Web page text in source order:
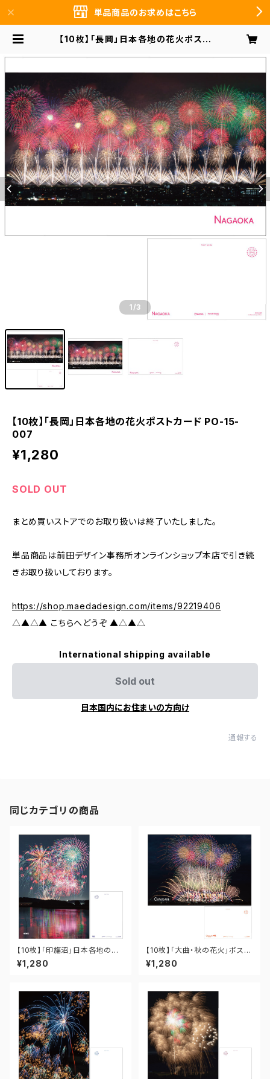
単品商品のお求めはこちら
【10枚】「長岡」日本各地の花火ポスト
事務所 まとめ買いのお客様向け オン
1 /3
【10枚】「長岡」日本各地の花火ポストカード PO-15-
007
¥1,280
SOLD OUT
まとめ買いストアでのお取り扱いは終了いたしました。
単品商品は前田デザイン事務所オンラインショップ本店で引き続
きお取り扱いしております。
https://shop.maedadesign.com/items/92219406
△▲△▲ こちらへどうぞ ▲△▲△
International shipping available
Sold out
日本国内にお住まいの方向け
通報する
同じカテゴリの商品
【10枚】「印旛沼」日本各地の花
¥1,280
【10枚】「大曲・秋の花火」ポスト
カード PO-OM-021
¥1,280